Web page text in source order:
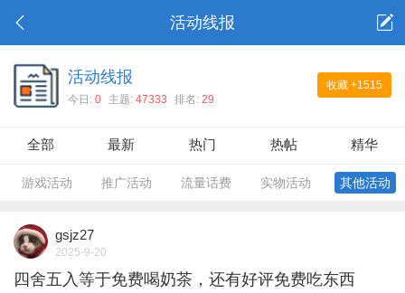
活动线报
收藏 +1515
活动线报
今日: 0 主题: 47333 排名: 29
全部 最新 热门 热帖 精华
游戏活动 推广活动 流量话费 实物活动 其他活动
gsjz27
2025-9-20
四舍五入等于免费喝奶茶，还有好评免费吃东西